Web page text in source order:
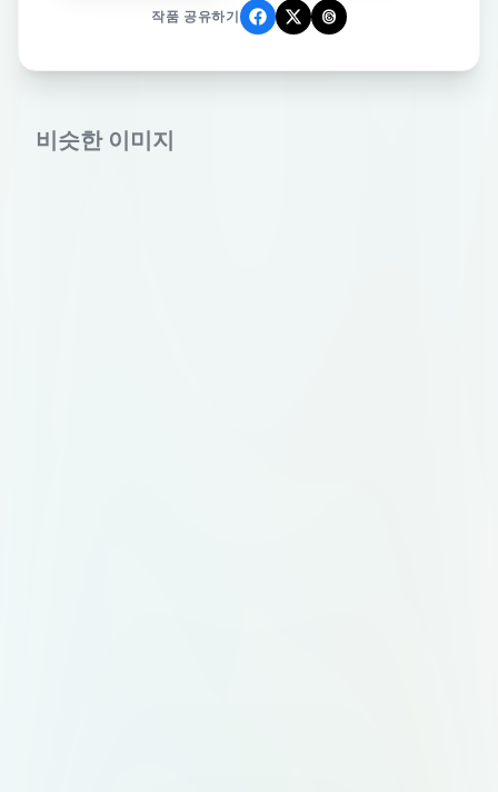
작품 공유하기
비슷한 이미지